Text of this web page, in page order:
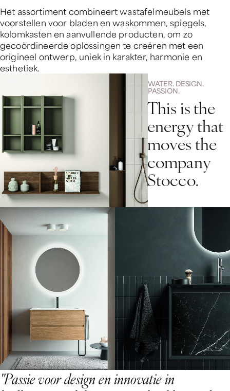
Het assortiment combineert wastafelmeubels met
voorstellen voor bladen en waskommen, spiegels,
kolomkasten en aanvullende producten, om zo
gecoördineerde oplossingen te creëren met een
origineel ontwerp, uniek in karakter, harmonie en
esthetiek.
WATER. DESIGN.
PASSION.
This isthe
energythat
movesthe
company
Stocco.
"Passievoordesigneninnovatiein